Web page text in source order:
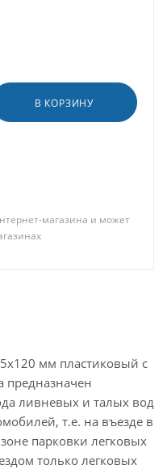
В КОРЗИНУ
магазина и может
мм пластиковый с
предназначен
ливневых и талых вод
т.е. на въезде в
парковки легковых
только легковых